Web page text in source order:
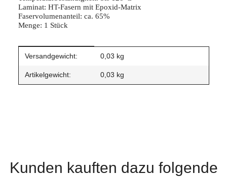
Laminat: HT-Fasern mit Epoxid-Matrix
Faservolumenanteil: ca. 65%
Menge: 1 Stück
Produkteigenschaft
Wert
Versandgewicht: 0,03 kg
Artikelgewicht: 0,03 kg
Kunden kauften dazu folgende